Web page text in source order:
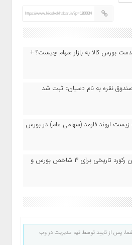
https://www.kioskekhabar.ir/?p=180034
بورس کالا به بازار سهام چیست؟ +
نقره به نام «سیان» ثبت شد
اروند فارمد (سهامی عام) در بورس
ثبت بالاترین رکورد تاریخی برای ۳ شاخص بورس و
پس از تایید توسط تیم مدیریت در وب